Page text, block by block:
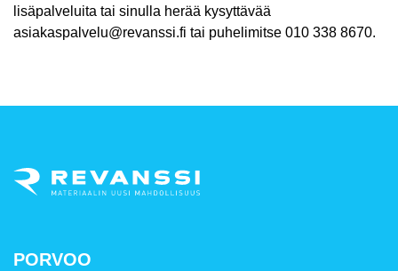
lisäpalveluita tai sinulla herää kysyttävää
asiakaspalvelu@revanssi.fi tai puhelimitse 010 338 8670.
PORVOO